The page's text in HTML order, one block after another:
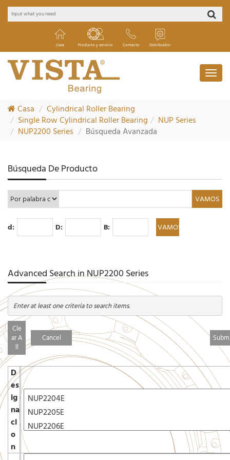
Casa Producto y servicio Contacto Distribuidor
Casa
Cylindrical Roller Bearing
Single Row Cylindrical Roller Bearing
NUP Series
NUP2200 Series
Búsqueda Avanzada
Búsqueda De Producto
d: D: B:
Advanced Search in NUP2200 Series
Enter at least one criteria to search items.
Cle
ar A
ll
Cancel
D
es
ig
na
ci
o
n